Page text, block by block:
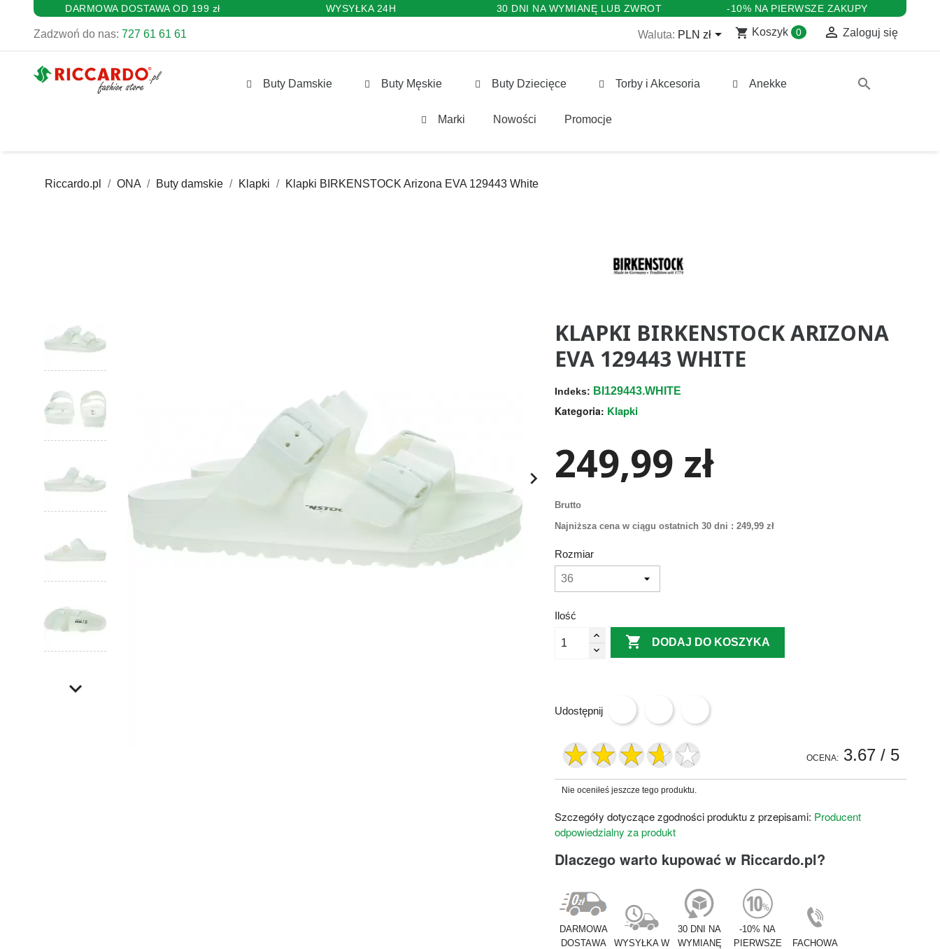
DARMOWA DOSTAWA OD 199 zł WYSYŁKA 24H 30 DNI NA WYMIANĘ LUB ZWROT -10% NA PIERWSZE ZAKUPY
Zadzwoń do nas: 727 61 61 61 Waluta: PLN zł shopping_cart Koszyk 0  Zaloguj się
Buty Damskie Buty Męskie Buty Dziecięce Torby i Akcesoria Anekke
Marki Nowości Promocje
search
Riccardo.pl ONA Buty damskie Klapki Klapki BIRKENSTOCK Arizona EVA 129443 White

KLAPKI BIRKENSTOCK ARIZONA
EVA 129443 WHITE
Indeks: BI129443.WHITE
Kategoria: Klapki
249,99 zł
Brutto
Najniższa cena w ciągu ostatnich 30 dni : 249,99 zł
Rozmiar
Ilość
 DODAJ DO KOSZYKA
Udostępnij
OCENA: 3.67/ 5
Nie oceniłeś jeszcze tego produktu.
Szczegóły dotyczące zgodności produktu z przepisami: Producent
odpowiedzialny za produkt
Dlaczego warto kupować w Riccardo.pl?
DARMOWA
DOSTAWA
WYSYŁKA W
30 DNI NA
WYMIANĘ
-10% NA
PIERWSZE
FACHOWA